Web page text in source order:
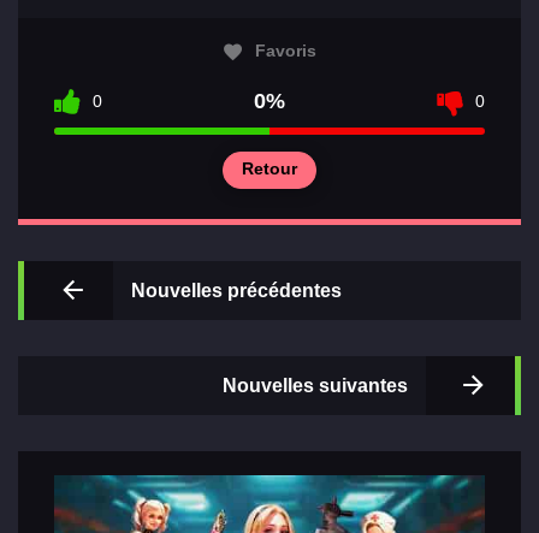
de jeux
Relations
Favoris
0 0% 0
Retour
Nouvelles précédentes
Nouvelles suivantes